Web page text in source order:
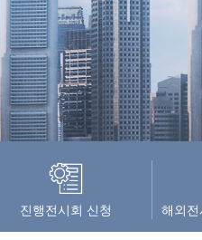
진행전시회 신청 해외